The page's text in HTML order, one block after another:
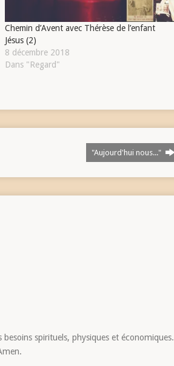
Chemin d’Avent avec Thérèse de l’enfant
Jésus (2)
8 décembre 2018
Dans "Regard"
"Aujourd'hui nous..."
spirituels, physiques et économiques.